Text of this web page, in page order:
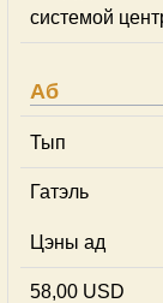
системой
Аб
Тып
Гатэль
Цэны ад
58,00 USD